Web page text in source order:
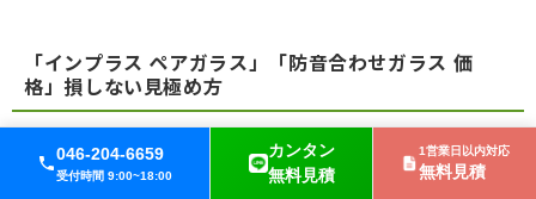
046-204-6659
受付時間 9:00~18:00
カンタン
無料見積
1営業日以内対応
無料見積
「インプラス ペアガラス」「防音合わせガラス 価
格」損しない見極め方
ガラス種別は「何を一番ストレスに感じているか」で決めるの
が正解に近づきます。